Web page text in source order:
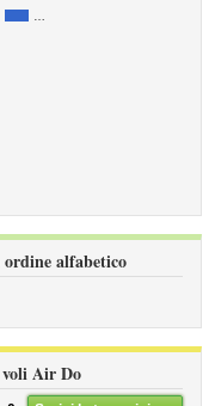
alfabetico
Air Do